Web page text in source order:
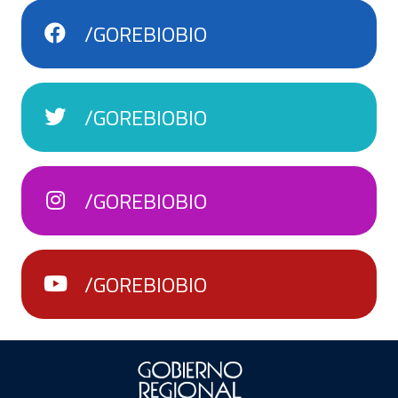
/GOREBIOBIO
/GOREBIOBIO
/GOREBIOBIO
/GOREBIOBIO